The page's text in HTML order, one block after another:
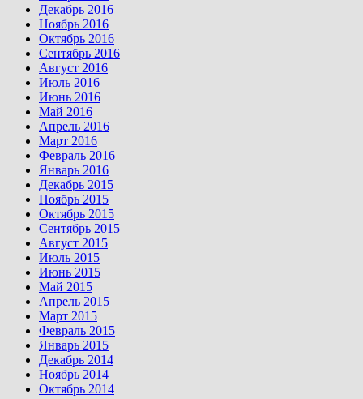
Декабрь 2016
Ноябрь 2016
Октябрь 2016
Сентябрь 2016
Август 2016
Июль 2016
Июнь 2016
Май 2016
Апрель 2016
Март 2016
Февраль 2016
Январь 2016
Декабрь 2015
Ноябрь 2015
Октябрь 2015
Сентябрь 2015
Август 2015
Июль 2015
Июнь 2015
Май 2015
Апрель 2015
Март 2015
Февраль 2015
Январь 2015
Декабрь 2014
Ноябрь 2014
Октябрь 2014